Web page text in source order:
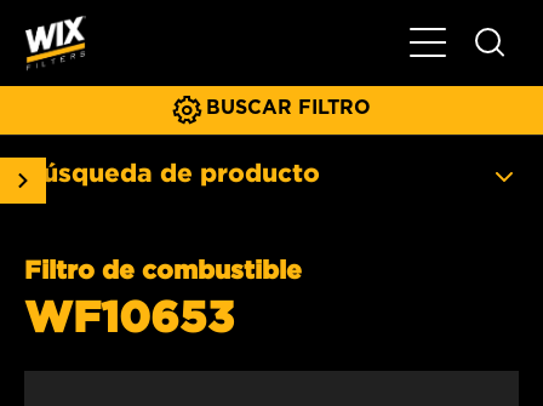
Menú
BUSCAR FILTRO
Búsqueda de producto
Filtro de combustible
WF10653